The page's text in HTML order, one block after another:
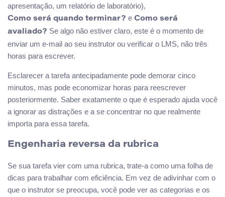
apresentação, um relatório de laboratório),
Como será quando terminar? e Como será
avaliado? Se algo não estiver claro, este é o momento de
enviar um e-mail ao seu instrutor ou verificar o LMS, não três
horas para escrever.
Esclarecer a tarefa antecipadamente pode demorar cinco
minutos, mas pode economizar horas para reescrever
posteriormente. Saber exatamente o que é esperado ajuda você
a ignorar as distrações e a se concentrar no que realmente
importa para essa tarefa.
Engenharia reversa da rubrica
Se sua tarefa vier com uma rubrica, trate-a como uma folha de
dicas para trabalhar com eficiência. Em vez de adivinhar com o
que o instrutor se preocupa, você pode ver as categorias e os